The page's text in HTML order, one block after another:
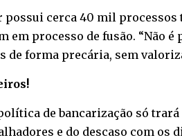
cerca 40 mil processos
em processo de fusão. “Não
de forma precária, sem
de bancarização só
e do descaso com os